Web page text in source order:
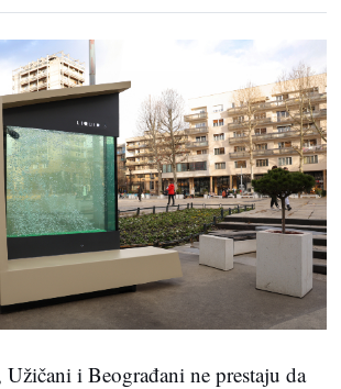
i Beograđani ne prestaju da